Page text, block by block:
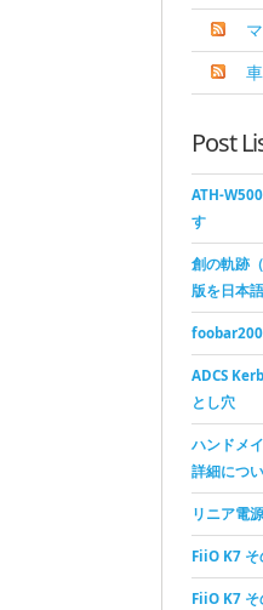
Post
ATH-
す
創の軌跡
版を日本
ADCS
とし穴
ハンドメ
詳細につ
リニア電
FiiO K7
FiiO K7